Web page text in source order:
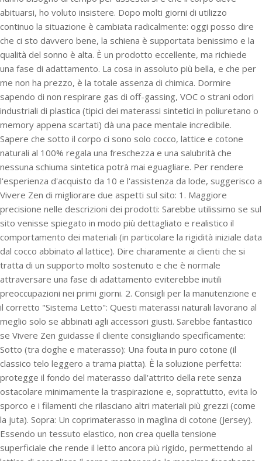
abituarsi, ho voluto insistere. Dopo molti giorni di utilizzo
continuo la situazione è cambiata radicalmente: oggi posso dire
che ci sto davvero bene, la schiena è supportata benissimo e la
qualità del sonno è alta. È un prodotto eccellente, ma richiede
una fase di adattamento. La cosa in assoluto più bella, e che per
me non ha prezzo, è la totale assenza di chimica. Dormire
sapendo di non respirare gas di off-gassing, VOC o strani odori
industriali di plastica (tipici dei materassi sintetici in poliuretano o
memory appena scartati) dà una pace mentale incredibile.
Sapere che sotto il corpo ci sono solo cocco, lattice e cotone
naturali al 100% regala una freschezza e una salubrità che
nessuna schiuma sintetica potrà mai eguagliare. Per rendere
l'esperienza d'acquisto da 10 e l'assistenza da lode, suggerisco a
Vivere Zen di migliorare due aspetti sul sito: 1. Maggiore
precisione nelle descrizioni dei prodotti: Sarebbe utilissimo se sul
sito venisse spiegato in modo più dettagliato e realistico il
comportamento dei materiali (in particolare la rigidità iniziale data
dal cocco abbinato al lattice). Dire chiaramente ai clienti che si
tratta di un supporto molto sostenuto e che è normale
attraversare una fase di adattamento eviterebbe inutili
preoccupazioni nei primi giorni. 2. Consigli per la manutenzione e
il corretto "Sistema Letto": Questi materassi naturali lavorano al
meglio solo se abbinati agli accessori giusti. Sarebbe fantastico
se Vivere Zen guidasse il cliente consigliando specificamente:
Sotto (tra doghe e materasso): Una fouta in puro cotone (il
classico telo leggero a trama piatta). È la soluzione perfetta:
protegge il fondo del materasso dall'attrito della rete senza
ostacolare minimamente la traspirazione e, soprattutto, evita lo
sporco e i filamenti che rilasciano altri materiali più grezzi (come
la juta). Sopra: Un coprimaterasso in maglina di cotone (Jersey).
Essendo un tessuto elastico, non crea quella tensione
superficiale che rende il letto ancora più rigido, permettendo al